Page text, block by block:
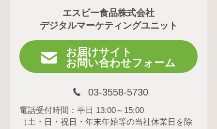
エスビー食品株式会社
デジタルマーケティングユニット
お届けサイト
お問い合わせフォーム
03-3558-5730
電話受付時間：平日 13:00～15:00
（土・日・祝日・年末年始等の当社休業日を除